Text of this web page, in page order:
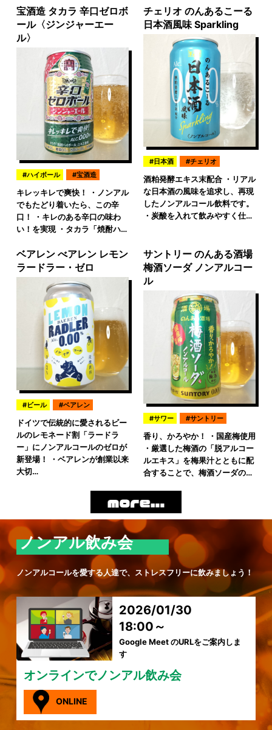
宝酒造 タカラ 辛口ゼロボ
ール〈ジンジャーエー
ル〉
ハイボール 宝酒造
キレッキレで爽快！ ・ノンアル
でもたどり着いたら、この辛
口！ ・キレのある辛口の味わ
い！を実現 ・タカラ「焼酎ハ…
チェリオ のんあるこーる
日本酒風味 Sparkling
日本酒 チェリオ
酒粕発酵エキス末配合 ・リアル
な日本酒の風味を追求し、再現
したノンアルコール飲料です。
・炭酸を入れて飲みやすく仕…
ベアレン べアレン レモン
ラードラー・ゼロ
ビール ベアレン
ドイツで伝統的に愛されるビー
ルのレモネード割「ラードラ
ー」にノンアルコールのゼロが
新登場！ ・ベアレンが創業以来
大切…
サントリー のんある酒場
梅酒ソーダ ノンアルコー
ル
サワー サントリー
香り、かろやか！ ・国産梅使用
・厳選した梅酒の「脱アルコー
ルエキス」を梅果汁とともに配
合することで、梅酒ソーダの…
ノンアル飲み会
ノンアルコールを愛する人達で、ストレスフリーに飲みましょう！
2026/01/30
18:00～
Google Meet のURLをご案内しま
す
オンラインでノンアル飲み会
ONLINE